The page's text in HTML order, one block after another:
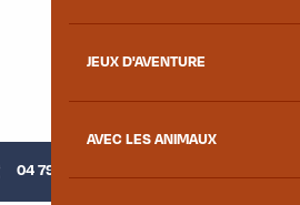
JEUX D'AVENTURE
AVEC LES ANIMAUX
04 79 56 24